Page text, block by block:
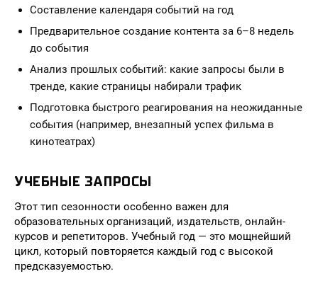
Составление календаря событий на год
Предварительное создание контента за 6–8 недель
до события
Анализ прошлых событий: какие запросы были в
тренде, какие страницы набирали трафик
Подготовка быстрого реагирования на неожиданные
события (например, внезапный успех фильма в
кинотеатрах)
УЧЕБНЫЕ ЗАПРОСЫ
Этот тип сезонности особенно важен для
образовательных организаций, издательств, онлайн-
курсов и репетиторов. Учебный год — это мощнейший
цикл, который повторяется каждый год с высокой
предсказуемостью.